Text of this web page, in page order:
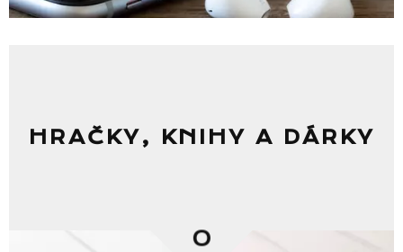
HRAČKY, KNIHY A DÁRKY
0